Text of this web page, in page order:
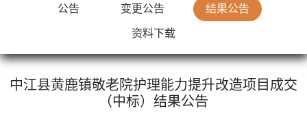
公告 变更公告 结果公告
资料下载
中江县黄鹿镇敬老院护理能力提升改造项目成交
（中标）结果公告